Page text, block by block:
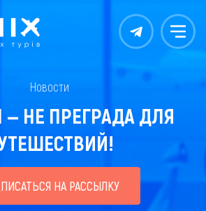
Контакты Меню
Новости
НЕ ПРЕГРАДА ДЛЯ
НА РАССЫЛКУ